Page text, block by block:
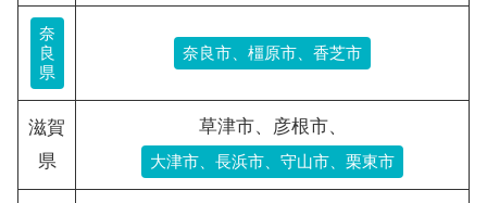
奈
良
県
奈良市、橿原市、香芝市
滋賀
県
草津市、彦根市、
大津市、長浜市、守山市、栗東市